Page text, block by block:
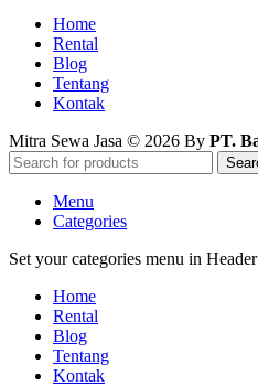
Home
Rental
Blog
Tentang
Kontak
Mitra Sewa Jasa © 2026 By PT.
Menu
Categories
Set your categories menu in
Home
Rental
Blog
Tentang
Kontak